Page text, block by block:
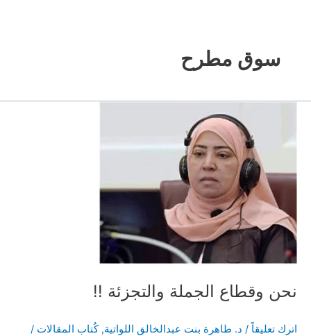
سوق مطرح
نحن وقطاع الجملة والتجزئة !!
اترك تعليقاً / د. طاهرة بنت عبدالخالق اللواتية,كُتاب المقالات /